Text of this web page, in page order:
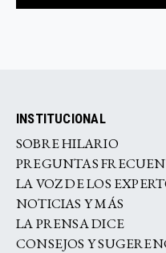
INSTITUCIONAL
SOBRE HILARIO
PREGUNTAS
LA VOZ DE LOS
NOTICIAS Y MÁS
LA PRENSA DICE
CONSEJOS Y